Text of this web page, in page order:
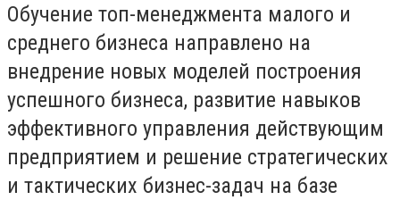
Обучение топ-менеджмента малого и
среднего бизнеса направлено на
внедрение новых моделей построения
успешного бизнеса, развитие навыков
эффективного управления действующим
предприятием и решение стратегических
и тактических бизнес-задач на базе